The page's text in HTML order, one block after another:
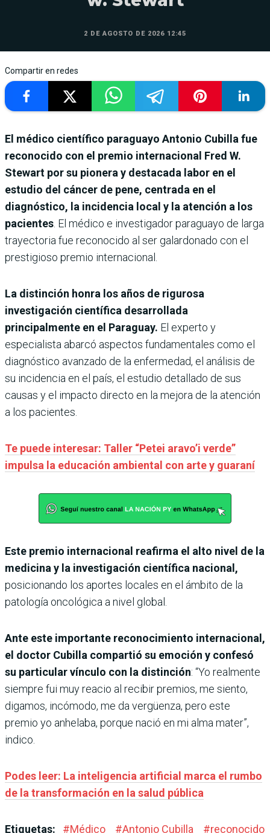
2 DE AGOSTO DE 2026 12:45
Compartir en redes
El médico científico paraguayo Antonio Cubilla fue
reconocido con el premio internacional Fred W.
Stewart por su pionera y destacada labor en el
estudio del cáncer de pene, centrada en el
diagnóstico, la incidencia local y la atención a los
pacientes . El médico e investigador paraguayo de larga
trayectoria fue reconocido al ser galardonado con el
prestigioso premio internacional.
La distinción honra los años de rigurosa
investigación científica desarrollada
principalmente en el Paraguay. El experto y
especialista abarcó aspectos fundamentales como el
diagnóstico avanzado de la enfermedad, el análisis de
su incidencia en el país, el estudio detallado de sus
causas y el impacto directo en la mejora de la atención
a los pacientes.
Te puede interesar: Taller “Petei aravo’i verde”
impulsa la educación ambiental con arte y guaraní
Este premio internacional reafirma el alto nivel de la
medicina y la investigación científica nacional,
posicionando los aportes locales en el ámbito de la
patología oncológica a nivel global.
Ante este importante reconocimiento internacional,
el doctor Cubilla compartió su emoción y confesó
su particular vínculo con la distinción: “Yo realmente
siempre fui muy reacio al recibir premios, me siento,
digamos, incómodo, me da vergüenza, pero este
premio yo anhelaba, porque nació en mi alma mater”,
indico.
Podes leer: La inteligencia artificial marca el rumbo
de la transformación en la salud pública
Etiquetas: #Médico #Antonio Cubilla #reconocido